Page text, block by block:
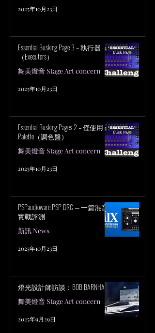
2025年10月23日
Essential Busking Page 3 – 執行器
（Executors）
舞美燈音 Stage Art concern
2025年10月23日
Essential Busking Pages 2 – 僅使用
Palette（調色盤）
舞美燈音 Stage Art concern
2025年10月23日
PSPaudioware PSP DRC — 一篇混音
實戰評測
新訊 News
2025年10月23日
燈光設計師訪談：BOB BARNHART
舞美燈音 Stage Art concern
2025年9月29日